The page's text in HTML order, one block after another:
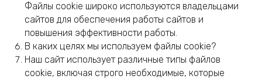
Файлы cookie широко используются владельцами
сайтов для обеспечения работы сайтов и
повышения эффективности работы.
В каких целях мы используем файлы cookie?
Наш сайт использует различные типы файлов
cookie, включая строго необходимые, которые